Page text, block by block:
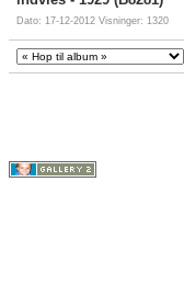
Dato: 17-12-2012 Visninger: 1320